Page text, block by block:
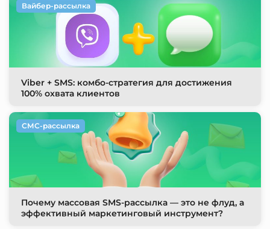
Viber + SMS: комбо-стратегия для достижения
100% охвата клиентов
Вайбер-рассылка
Почему массовая SMS-рассылка — это не флуд, а
эффективный маркетинговый инструмент?
СМС-рассылка